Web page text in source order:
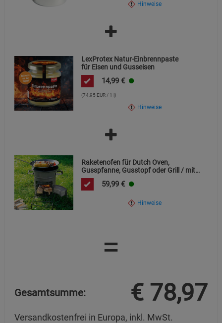
Hinweise
LexProtex Natur-Einbrennpaste
für Eisen und Gusseisen
14,99 €
(74,95 EUR / 1 l)
Hinweise
Raketenofen für Dutch Oven,
Gusspfanne, Gusstopf oder Grill / mit
Gusseiserner Kochplatte
59,99 €
Hinweise
=
Gesamtsumme: € 78,97
Versandkostenfrei in Europa, inkl. MwSt.
Beschreibung Statistik Cookies
Cookie-Informationen
Marketing Cookies (3)
Cookie-Informationen
Datenschutzerklärung